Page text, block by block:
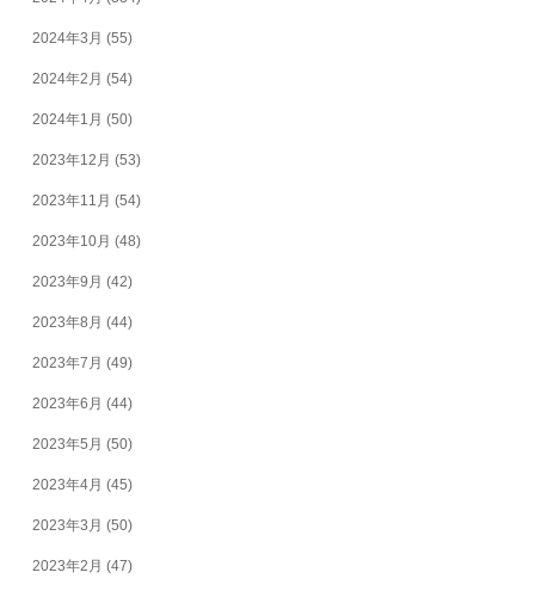
2024年3月 (55)
2024年2月 (54)
2024年1月 (50)
2023年12月 (53)
2023年11月 (54)
2023年10月 (48)
2023年9月 (42)
2023年8月 (44)
2023年7月 (49)
2023年6月 (44)
2023年5月 (50)
2023年4月 (45)
2023年3月 (50)
2023年2月 (47)